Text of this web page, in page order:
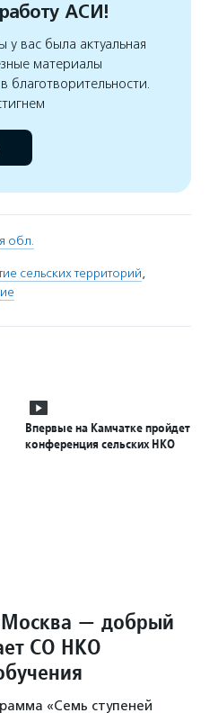
АСИ!
вас была актуальная
материалы
благотворительности.
обл.
сельских территорий,
Впервые на Камчатке пройдет
конференция сельских НКО
— добрый
СО НКО
«Семь ступеней